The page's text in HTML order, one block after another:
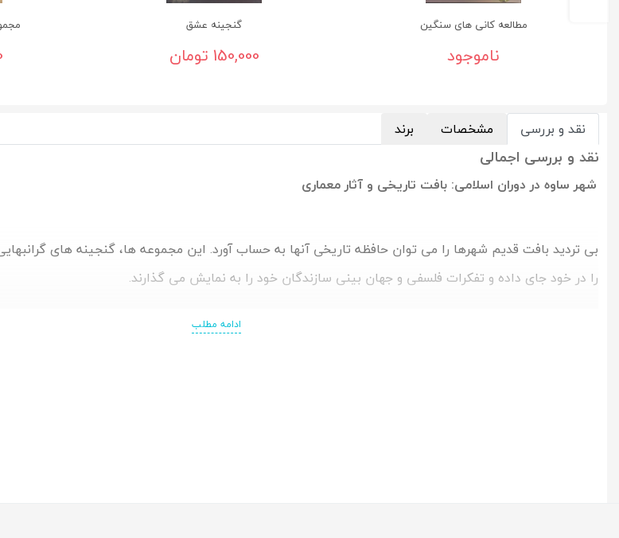
مطالعه کانی های سنگین
ناموجود
گنجینه عشق
150,000 تومان
نقد و بررسی مشخصات برند
نقد و بررسی اجمالی
شهر ساوه در دوران اسلامی: بافت تاریخی و آثار معماری
بی تردید بافت قدیم شهرها را می توان حافظه تاریخی آنها به حساب آورد. این مجموعه ها، گنجینه های
را در خود جای داده و تفکرات فلسفی و جهان بینی سازندگان خود را به نمایش می گذارند.
ادامه مطلب